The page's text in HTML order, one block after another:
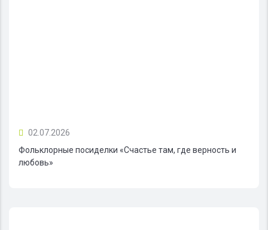
02.07.2026
Фольклорные посиделки «Счастье там, где верность и
любовь»